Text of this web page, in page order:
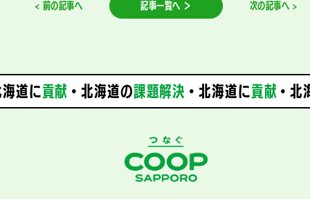
< 前の記事へ 記事一覧へ ＞ 次の記事へ >
道に貢献・北海道の課題解決・北海道に貢献・北